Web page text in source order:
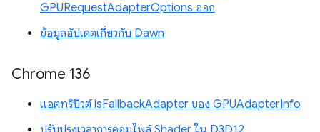
GPURequestAdapterOptions ออก
ข้อมูลอัปเดตเกี่ยวกับ Dawn
Chrome 136
แอตทริบิวต์ isFallbackAdapter ของ GPUAdapterInfo